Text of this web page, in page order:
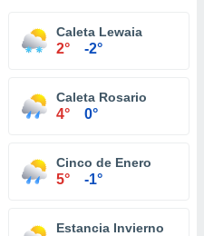
Caleta Lewaia
2° -2°
Caleta Rosario
4° 0°
Cinco de Enero
5° -1°
Estancia Invierno